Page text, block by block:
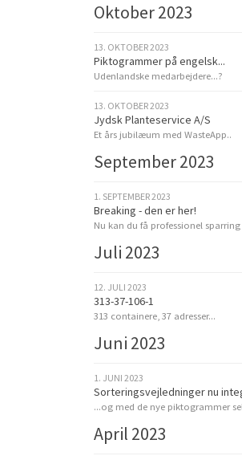
Oktober 2023
13. OKTOBER 2023
Piktogrammer på engelsk...
Udenlandske medarbejdere...?
13. OKTOBER 2023
Jydsk Planteservice A/S
Et års jubilæum med WasteApp..
September 2023
1. SEPTEMBER 2023
Breaking - den er her!
Nu kan du få professionel
Juli 2023
12. JULI 2023
313-37-106-1
313 containere, 37 adresser...
Juni 2023
1. JUNI 2023
Sorteringsvejledninger nu
...og med de nye piktogrammer
April 2023